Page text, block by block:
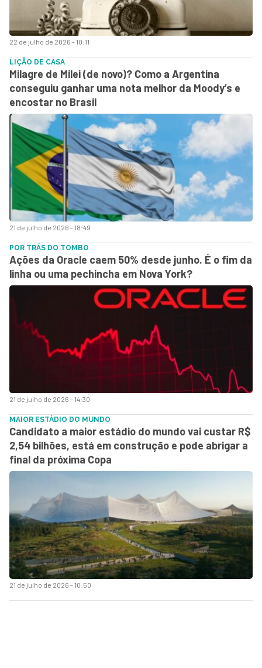
22 de julho de 2026 - 10:11
21 de julho de 2026 - 18:49
LIÇÃO DE CASA
Milagre de Milei (de novo)? Como a Argentina
conseguiu ganhar uma nota melhor da Moody’s e
encostar no Brasil
21 de julho de 2026 - 14:30
POR TRÁS DO TOMBO
Ações da Oracle caem 50% desde junho. É o fim da
linha ou uma pechincha em Nova York?
21 de julho de 2026 - 10:50
MAIOR ESTÁDIO DO MUNDO
Candidato a maior estádio do mundo vai custar R$
2,54 bilhões, está em construção e pode abrigar a
final da próxima Copa